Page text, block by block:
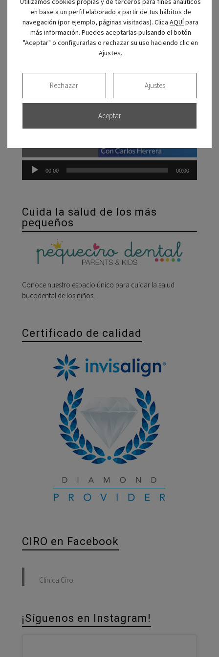
Hablan de nosotros
La Clínica CIRO como centro de referencia en el programa
de radioHerrera en COPE:
00:00 00:00
Cuida la salud de los más
pequeños
Conoce nuestro espacio único para cuidar la salud
bucodental de los niños.
Certificado de calidad
CIRO en Facebook
Clínica Ciro
¡Síguenos en Instagram!
en base a un perfil elaborado a partir de tus hábitos de
navegación (por ejemplo, páginas visitadas). Clica AQUÍpara
más información. Puedes aceptarlas pulsando el botón
"Aceptar" o configurarlas o rechazar su uso haciendo clic en
Ajustes.
Aceptar
Rechazar Ajustes